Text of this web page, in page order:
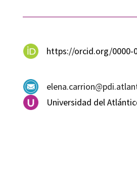
https://orcid.org/0000-
Universidad del